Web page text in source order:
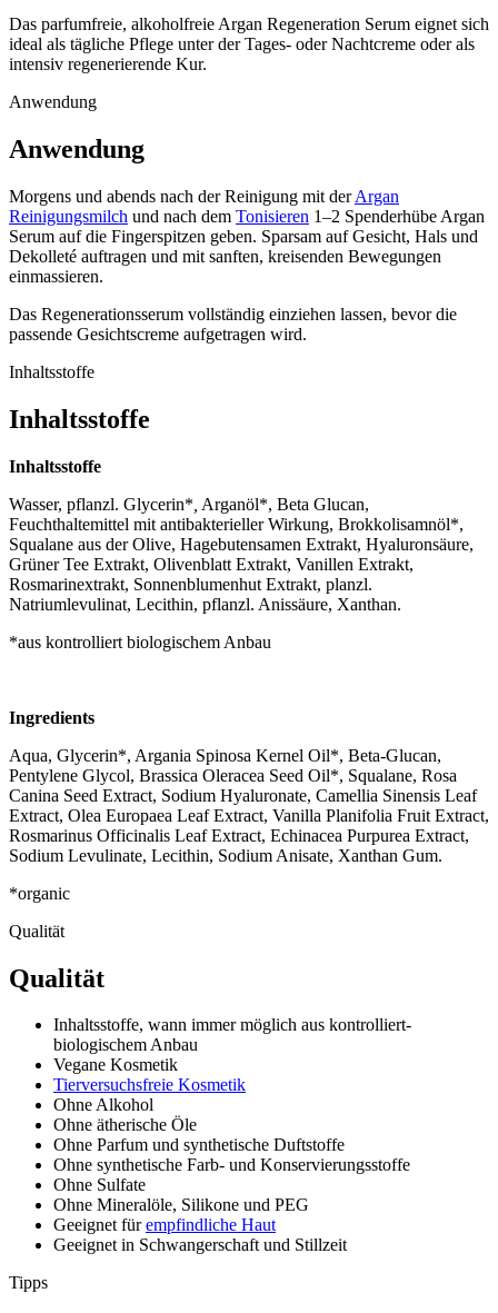
Das parfumfreie, alkoholfreie Argan Regeneration Serum eignet sich
ideal als tägliche Pflege unter der Tages- oder Nachtcreme oder als
intensiv regenerierende Kur.
Anwendung
Anwendung
Morgens und abends nach der Reinigung mit derArgan
Reinigungsmilch und nach dem Tonisieren 1–2 Spenderhübe Argan
Serum auf die Fingerspitzen geben. Sparsam auf Gesicht, Hals und
Dekolleté auftragen und mit sanften, kreisenden Bewegungen
einmassieren.
Das Regenerationsserum vollständig einziehen lassen, bevor die
passende Gesichtscreme aufgetragen wird.
Inhaltsstoffe
Inhaltsstoffe
Inhaltsstoffe
Wasser, pflanzl. Glycerin* Arganöl*, Beta Glucan,
Feuchthaltemittel mit antibakterieller Wirkung, Brokkolisamnöl*,
Squalane aus der Olive, Hagebutensamen Extrakt, Hyaluronsäure,
Grüner Tee Extrakt, Olivenblatt Extrakt, Vanillen Extrakt,
Rosmarinextrakt, Sonnenblumenhut Extrakt, planzl.
Natriumlevulinat, Lecithin, pflanzl. Anissäure, Xanthan.
*aus kontrolliert biologischem Anbau
Ingredients
Aqua, Glycerin*, Argania Spinosa Kernel Oil*, Beta-Glucan,
Pentylene Glycol, Brassica Oleracea Seed Oil*, Squalane, Rosa
Canina Seed Extract, Sodium Hyaluronate, Camellia Sinensis Leaf
Extract, Olea Europaea Leaf Extract, Vanilla Planifolia Fruit Extract,
Rosmarinus Officinalis Leaf Extract, Echinacea Purpurea Extract,
Sodium Levulinate, Lecithin, Sodium Anisate, Xanthan Gum.
*organic
Qualität
Qualität
Inhaltsstoffe, wann immer möglich aus kontrolliert-
biologischem Anbau
Vegane Kosmetik
Tierversuchsfreie Kosmetik
Ohne Alkohol
Ohne ätherische Öle
Ohne Parfum und synthetische Duftstoffe
Ohne synthetische Farb- und Konservierungsstoffe
Ohne Sulfate
Ohne Mineralöle, Silikone und PEG
Geeignet fürempfindliche Haut
Geeignet in Schwangerschaft und Stillzeit
Tipps